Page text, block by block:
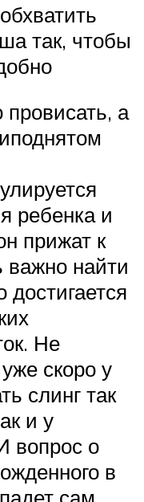
так, чтобы
а
ребенка и
прижат к
найти
достигается
Не
скоро у
слинг так
и у
вопрос о
в